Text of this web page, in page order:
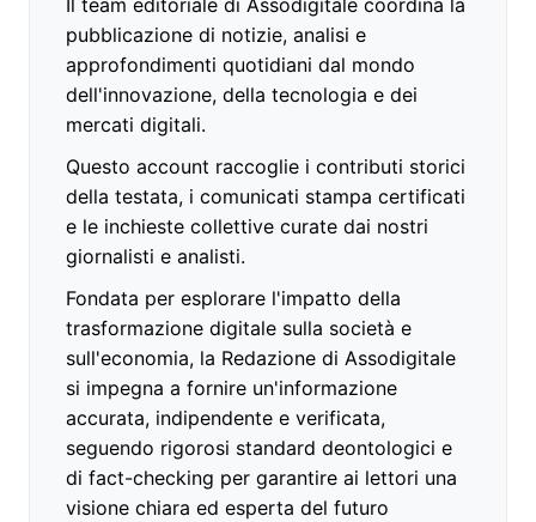
Il team editoriale di Assodigitale coordina la
pubblicazione di notizie, analisi e
approfondimenti quotidiani dal mondo
dell'innovazione, della tecnologia e dei
mercati digitali.
Questo account raccoglie i contributi storici
della testata, i comunicati stampa certificati
e le inchieste collettive curate dai nostri
giornalisti e analisti.
Fondata per esplorare l'impatto della
trasformazione digitale sulla società e
sull'economia, la Redazione di Assodigitale
si impegna a fornire un'informazione
accurata, indipendente e verificata,
seguendo rigorosi standard deontologici e
di fact-checking per garantire ai lettori una
visione chiara ed esperta del futuro